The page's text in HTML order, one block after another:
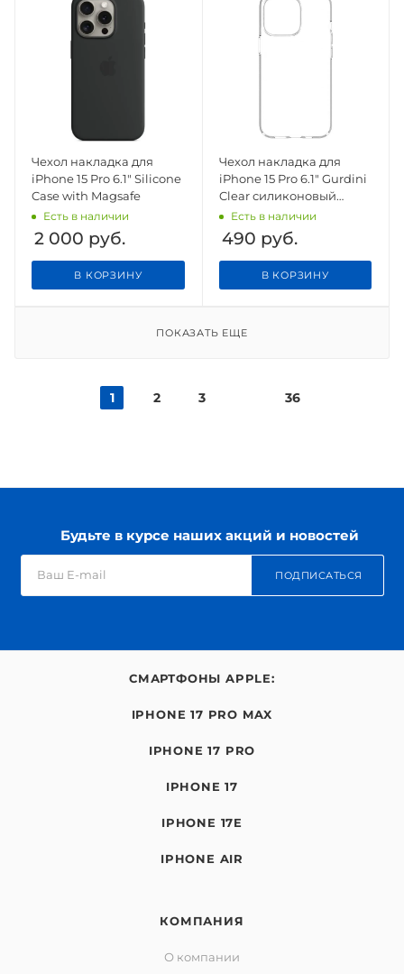
Чехол накладка для
iPhone 15 Pro 6.1" Silicone
Case with Magsafe
Есть в наличии
2 000 руб.
В КОРЗИНУ
Чехол накладка для
iPhone 15 Pro 6.1" Gurdini
Clear силиконовый
прозрачный
Есть в наличии
490 руб.
В КОРЗИНУ
ПОКАЗАТЬ ЕЩЕ
1 2 3 36
Будьте в курсе наших акций и новостей
ПОДПИСАТЬСЯ
СМАРТФОНЫ APPLE:
IPHONE 17 PRO MAX
IPHONE 17 PRO
IPHONE 17
IPHONE 17E
IPHONE AIR
КОМПАНИЯ
О компании